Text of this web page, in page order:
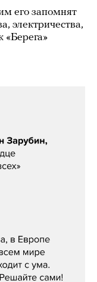
его запомнят
электричества,
«Берега»
сердце